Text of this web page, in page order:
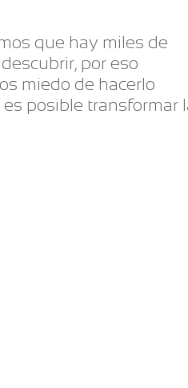
que hay miles de
por eso
miedo de hacerlo
posible transformar